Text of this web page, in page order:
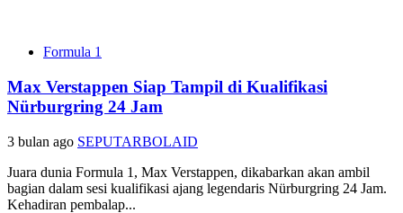
Formula 1
Max Verstappen Siap Tampil di Kualifikasi
Nürburgring 24 Jam
3 bulan ago SEPUTARBOLAID
Juara dunia Formula 1, Max Verstappen, dikabarkan akan ambil
bagian dalam sesi kualifikasi ajang legendaris Nürburgring 24 Jam.
Kehadiran pembalap...